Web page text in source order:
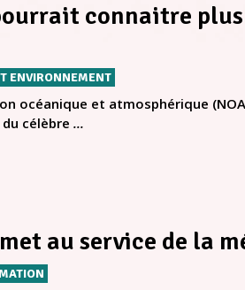
connaitre plus
ENVIRONNEMENT
océanique et atmosphérique
du célèbre ...
au service de la